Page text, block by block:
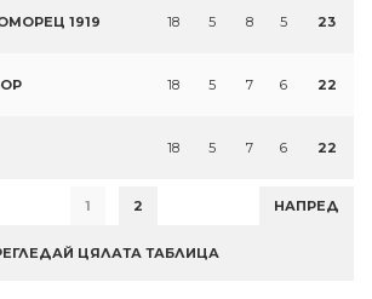
1919 18 5 8 5 23
18 5 7 6 22
18 5 7 6 22
1 2 НАПРЕД
ЦЯЛАТА ТАБЛИЦА